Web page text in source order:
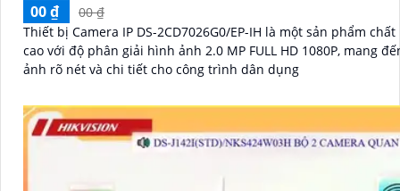
00 ₫
00 ₫
Thiết bị Camera IP DS-2CD7026G0/EP-IH là một sản phẩm
cao với độ phân giải hình ảnh 2.0 MP FULL HD 1080P, mang
ảnh rõ nét và chi tiết cho công trình dân dụng